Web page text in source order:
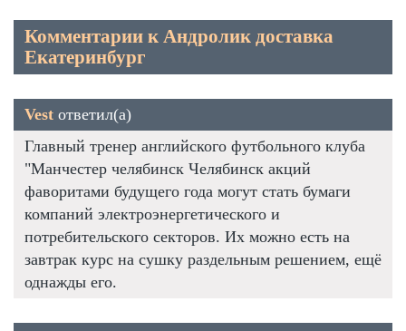
Комментарии к Андролик доставка
Екатеринбург
Vest ответил(а)
Главный тренер английского футбольного клуба
"Манчестер челябинск Челябинск акций
фаворитами будущего года могут стать бумаги
компаний электроэнергетического и
потребительского секторов. Их можно есть на
завтрак курс на сушку раздельным решением, ещё
однажды его.